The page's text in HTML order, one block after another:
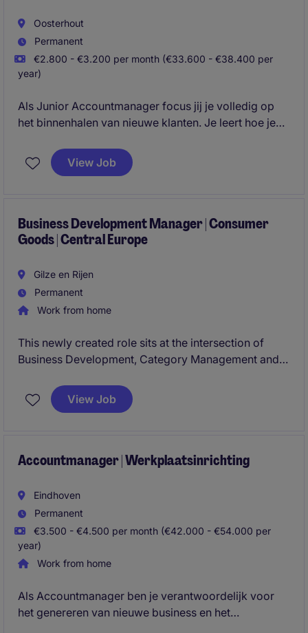
Oosterhout
Permanent
€2.800 - €3.200 per month (€33.600 - €38.400 per
year)
Als Junior Accountmanager focus jij je volledig op
het binnenhalen van nieuwe klanten. Je leert hoe je
deals sluit. Het betreft een landelijke functie waarin je
ongeveer 4 dagen per week onderweg bent en 1 dag
met name aan tafel met inkoop en eigenaren van
bedrijven.
View Job
Business Development Manager | Consumer
Goods | Central Europe
Gilze en Rijen
Permanent
Work from home
This newly created role sits at the intersection of
Business Development, Category Management and
across the Home Business Unit in Central Europe.
Partnering closely with Sales Directors, Key Account
pricing decisions, and accelerate category
View Job
Accountmanager | Werkplaatsinrichting
Eindhoven
Permanent
€3.500 - €4.500 per month (€42.000 - €54.000 per
year)
Work from home
Als Accountmanager ben je verantwoordelijk voor
het genereren van nieuwe business en het